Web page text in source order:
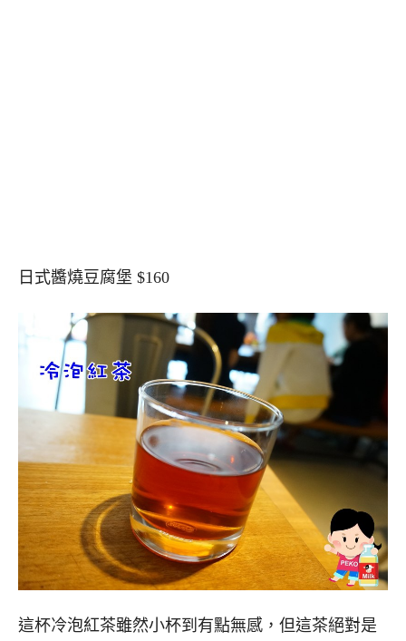
日式醬燒豆腐堡 $160
這杯冷泡紅茶雖然小杯到有點無感，但這茶絕對是